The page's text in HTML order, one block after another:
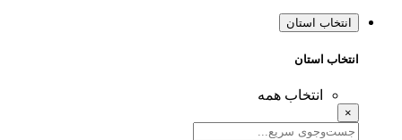
انتخاب استان
انتخاب استان
انتخاب همه
×